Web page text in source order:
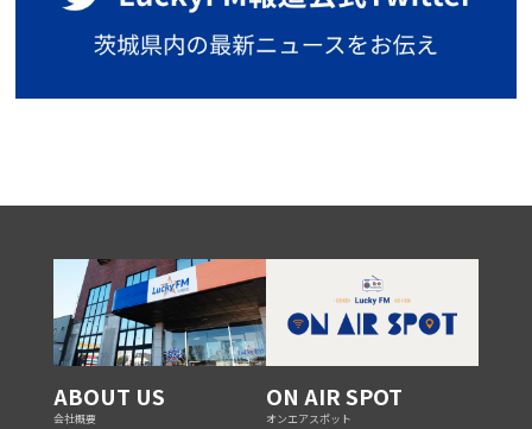
ABOUT US
会社概要
ON AIR SPOT
オンエアスポット